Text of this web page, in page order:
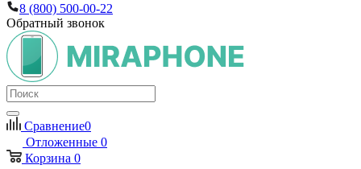
8 (800) 500-00-22
Обратный звонок
Сравнение0
Отложенные 0
Корзина 0